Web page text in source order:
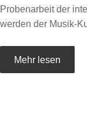
Probenarbeit der
werden der Musik-
Mehr lesen